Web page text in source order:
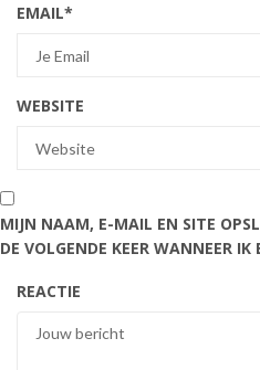
EMAIL*
WEBSITE
MIJN NAAM, E-MAIL EN SITE
DE VOLGENDE KEER WANNEER
REACTIE